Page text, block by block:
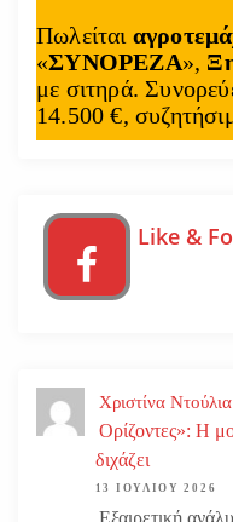
Πωλείται
«ΣΥΝΟΡΕΖΑ»,
με σιτηρά.
14.500 €,
Like &
Χριστίνα
Ορίζοντες»: Η
διχάζει
13 ΙΟΥΛΊΟΥ 2026
Εξαιρετική